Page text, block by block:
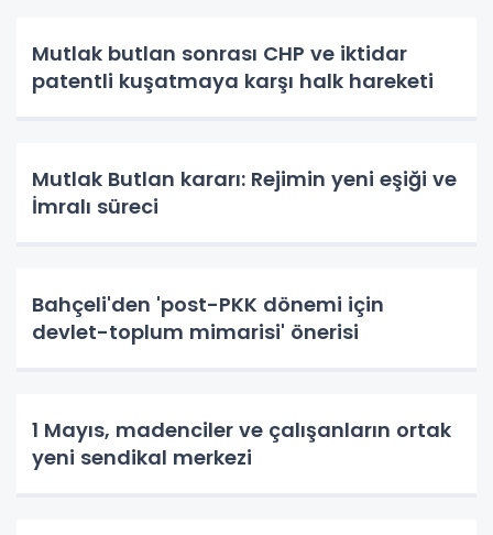
Mutlak butlan sonrası CHP ve iktidar
patentli kuşatmaya karşı halk hareketi
Mutlak Butlan kararı: Rejimin yeni eşiği ve
İmralı süreci
Bahçeli'den 'post-PKK dönemi için
devlet-toplum mimarisi' önerisi
1 Mayıs, madenciler ve çalışanların ortak
yeni sendikal merkezi